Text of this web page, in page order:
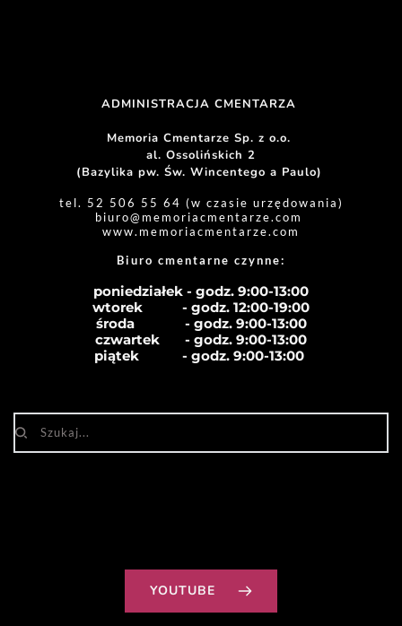
ADMINISTRACJA CMENTARZA
Memoria Cmentarze Sp. z o.o.
al. Ossolińskich 2
(Bazylika pw. Św. Wincentego a Paulo)
tel. 52 506 55 64 (w czasie urzędowania)
biuro@memoriacmentarze.com
www.memoriacmentarze.com
Biuro cmentarne czynne:
poniedziałek - godz. 9:00-13:00
wtorek           - godz. 12:00-19:00
środa              - godz. 9:00-13:00
czwartek       - godz. 9:00-13:00
piątek            - godz. 9:00-13:00
YOUTUBE